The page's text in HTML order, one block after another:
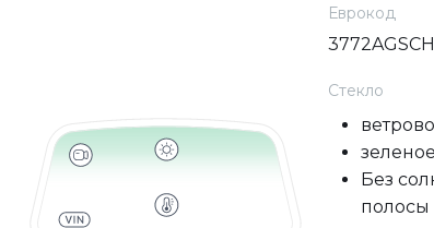
Еврокод
Стекло
Без
полосы